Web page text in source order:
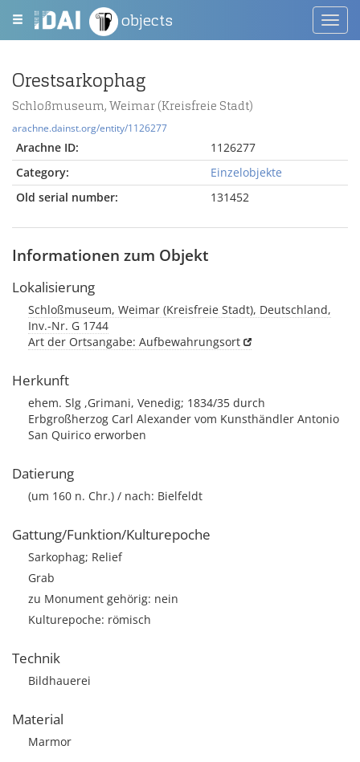
objects
Orestsarkophag
Schloßmuseum, Weimar (Kreisfreie Stadt)
arachne.dainst.org/entity/1126277
Arachne ID:
1126277
Category:
Einzelobjekte
Old serial number:
131452
Informationen zum Objekt
Lokalisierung
Schloßmuseum, Weimar (Kreisfreie Stadt), Deutschland,
Inv.-Nr. G 1744
Art der Ortsangabe: Aufbewahrungsort
Herkunft
ehem. Slg ,Grimani, Venedig; 1834/35 durch
Erbgroßherzog Carl Alexander vom Kunsthändler Antonio
San Quirico erworben
Datierung
(um 160 n. Chr.) / nach: Bielfeldt
Gattung/Funktion/Kulturepoche
Sarkophag; Relief
Grab
zu Monument gehörig: nein
Kulturepoche: römisch
Technik
Bildhauerei
Material
Marmor